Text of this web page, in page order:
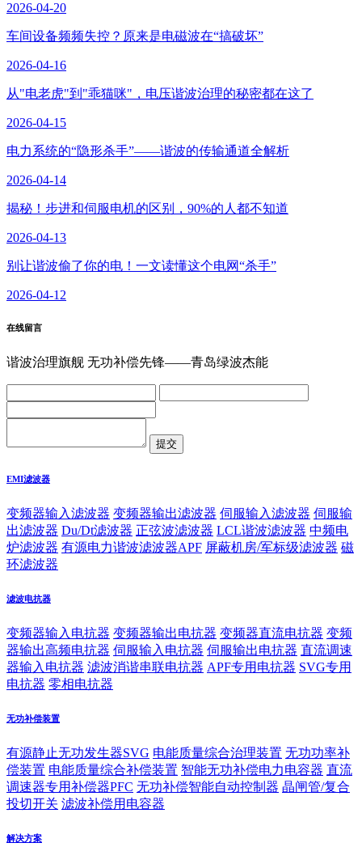
2026-04-20
车间设备频频失控？原来是电磁波在“搞破坏”
2026-04-16
从"电老虎"到"乖猫咪"，电压谐波治理的秘密都在这了
2026-04-15
电力系统的“隐形杀手”——谐波的传输通道全解析
2026-04-14
揭秘！步进和伺服电机的区别，90%的人都不知道
2026-04-13
别让谐波偷了你的电！一文读懂这个电网“杀手”
2026-04-12
在线留言
谐波治理旗舰 无功补偿先锋——青岛绿波杰能
EMI滤波器
变频器输入滤波器 变频器输出滤波器 伺服输入滤波器 伺服输
出滤波器 Du/Dt滤波器 正弦波滤波器 LCL谐波滤波器 中频电
炉滤波器 有源电力谐波滤波器APF 屏蔽机房/军标级滤波器 磁
环滤波器
滤波电抗器
变频器输入电抗器 变频器输出电抗器 变频器直流电抗器 变频
器输出高频电抗器 伺服输入电抗器 伺服输出电抗器 直流调速
器输入电抗器 滤波消谐串联电抗器 APF专用电抗器 SVG专用
电抗器 零相电抗器
无功补偿装置
有源静止无功发生器SVG 电能质量综合治理装置 无功功率补
偿装置 电能质量综合补偿装置 智能无功补偿电力电容器 直流
调速器专用补偿器PFC 无功补偿智能自动控制器 晶闸管/复合
投切开关 滤波补偿用电容器
解决方案